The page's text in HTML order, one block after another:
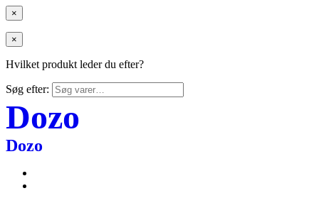
×
×
Hvilket produkt leder du efter?
Søg efter:
Dozo
Dozo